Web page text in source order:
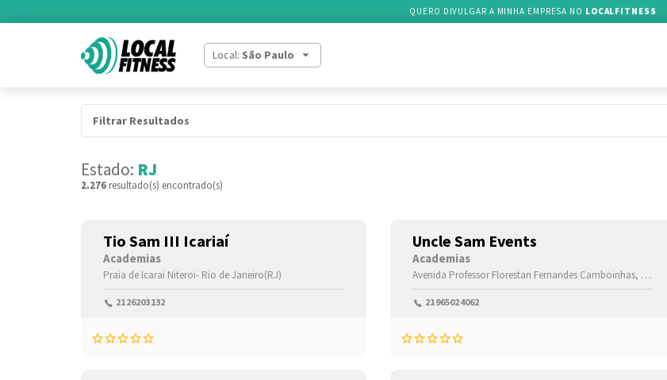
QUERO DIVULGAR A MINHA EMPRESA NO LOCALFITNESS
Local: São Paulo
Filtrar Resultados
Estado: RJ
2.276 resultado(s) encontrado(s)
Tio Sam III Icariaí
Academias
Praia de Icarai Niteroi- Rio de Janeiro(RJ)
2126203132
Uncle Sam Events
Academias
Avenida Professor Florestan Fernandes Camboinhas, Niteroi-
21965024062